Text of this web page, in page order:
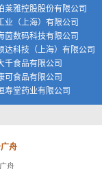
莱雅控股股份有限公司
业（上海）有限公司
茵数码科技有限公司
达科技（上海）有限公司
千食品有限公司
可食品有限公司
寿堂药业有限公司
技集团上海晨兴电子科技
舟
舟